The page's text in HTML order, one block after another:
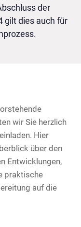
der
gilt dies auch für
wir Sie herzlich
Hier
über den
Entwicklungen,
praktische
auf die